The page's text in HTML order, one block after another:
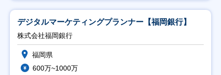
デジタルマーケティングプランナー【福岡銀行】
株式会社福岡銀行
福岡県
600万~1000万